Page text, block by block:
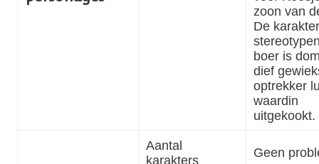
zoon van
De
boer is
dief
optrekker
waardin
uitgekookt.
Aantal
karakters
Geen